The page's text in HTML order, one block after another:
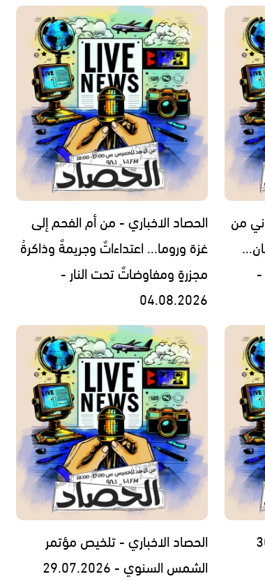
من
-
الحصاد الاخباري - من أم الفحم إلى
غزة وروما... اعتداءاتٌ وجريمةٌ وذاكرةُ
مجزرةٍ ومفاوضاتٌ تحت النار -
04.08.2026
الحصاد الاخباري - تلخيص مؤتمر
الشمس السنوي - 29.07.2026